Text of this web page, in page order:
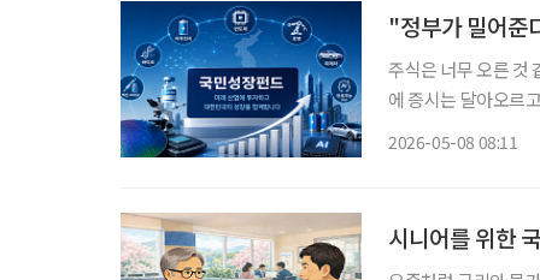
"정부가 밀어준
주식은 너무 오른 것
에 증시는 달아오르고
2026-05-08 08:11
시니어를 위한